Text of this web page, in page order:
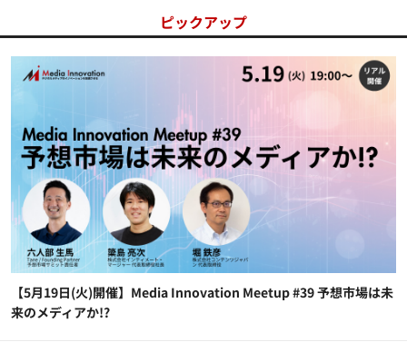
ピックアップ
【5月19日(火)開催】Media Innovation Meetup #39 予想市場は未
来のメディアか!?